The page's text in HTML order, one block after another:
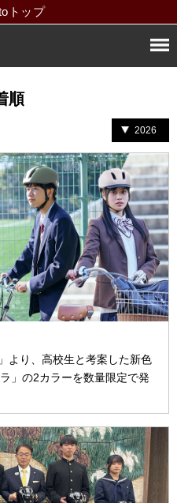
トップ
順
2026
より、高校生と考案した新色
」の2カラーを数量限定で発